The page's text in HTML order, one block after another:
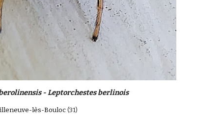
- Leptorchestes berlinois
lès-Bouloc(31)